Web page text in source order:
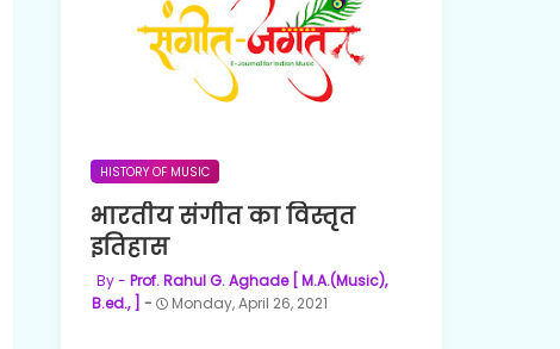
HISTORY OF MUSIC
भारतीय संगीत का विस्तृत
इतिहास
Prof. Rahul G. Aghade [ M.A.(Music),
B.ed., ]
Monday, April 26, 2021